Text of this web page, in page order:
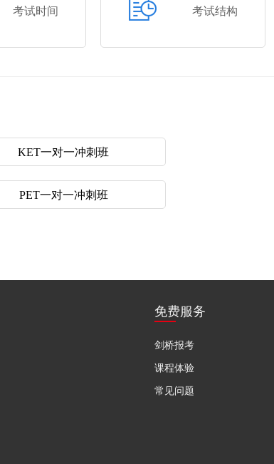
考试时间 考试结构
KET一对一冲刺班
PET一对一冲刺班
免费服务
剑桥报考
课程体验
常见问题